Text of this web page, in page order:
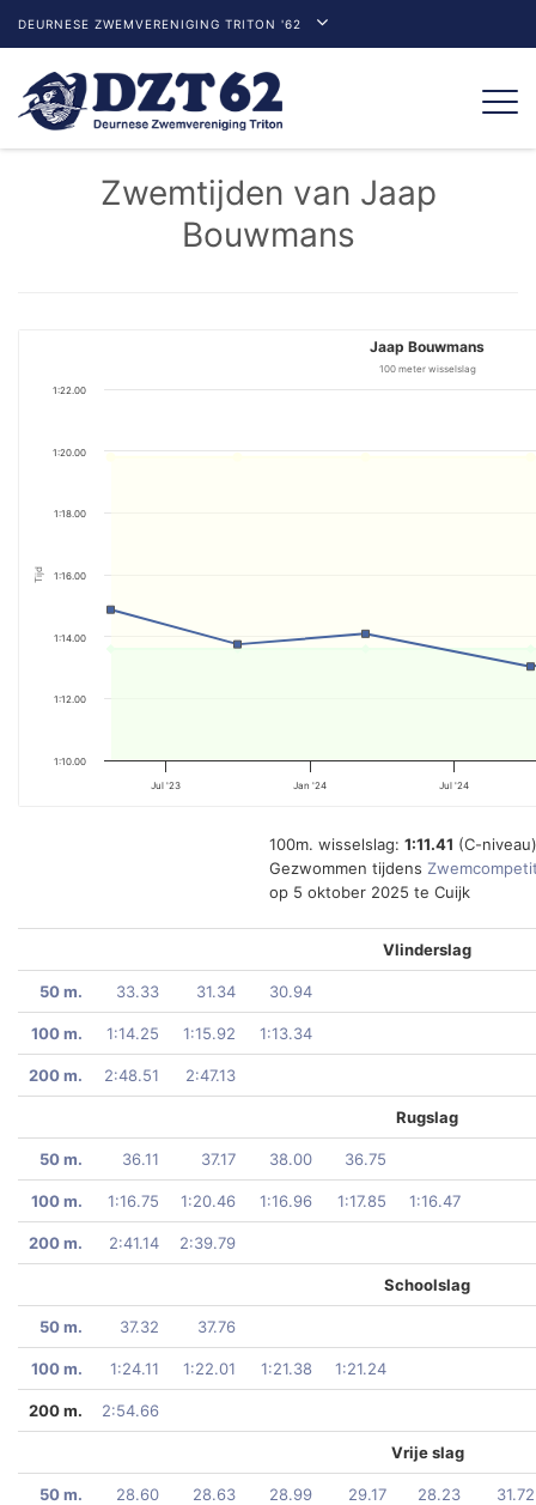
DEURNESE ZWEMVERENIGING TRITON '62
Zwemtijden van Jaap
Bouwmans
Tijd
Jaap Bouwmans
100 meter wisselslag
Jan '24
Jul '23 Jul '24
1:10.00
1:12.00
1:14.00
1:16.00
1:18.00
1:20.00
1:22.00
100m. wisselslag: 1:11.41 (C-niveau)
Gezwommen tijdens
op 5 oktober 2025 te Cuijk
Vlinderslag
50 m. 33.33 31.34 30.94
100 m. 1:14.25 1:15.92 1:13.34
200 m. 2:48.51 2:47.13
Rugslag
50 m. 36.11 37.17 38.00 36.75
100 m. 1:16.75 1:20.46 1:16.96 1:17.85 1:16.47
200 m. 2:41.14 2:39.79
Schoolslag
50 m. 37.32 37.76
100 m. 1:24.11 1:22.01 1:21.38 1:21.24
200 m. 2:54.66
Vrije slag
50 m. 28.60 28.63 28.99 29.17 28.23 31.72